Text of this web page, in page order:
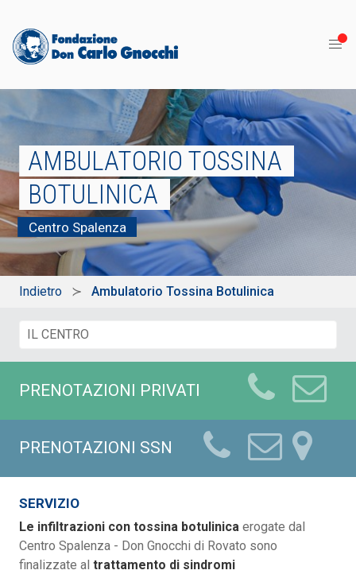
AMBULATORIO TOSSINA
BOTULINICA
Centro Spalenza
Indietro Ambulatorio Tossina Botulinica
PRENOTAZIONI PRIVATI
PRENOTAZIONI SSN
SERVIZIO
Le infiltrazioni con tossina botulinica erogate dal
Centro Spalenza - Don Gnocchi di Rovato sono
finalizzate al trattamento di sindromi